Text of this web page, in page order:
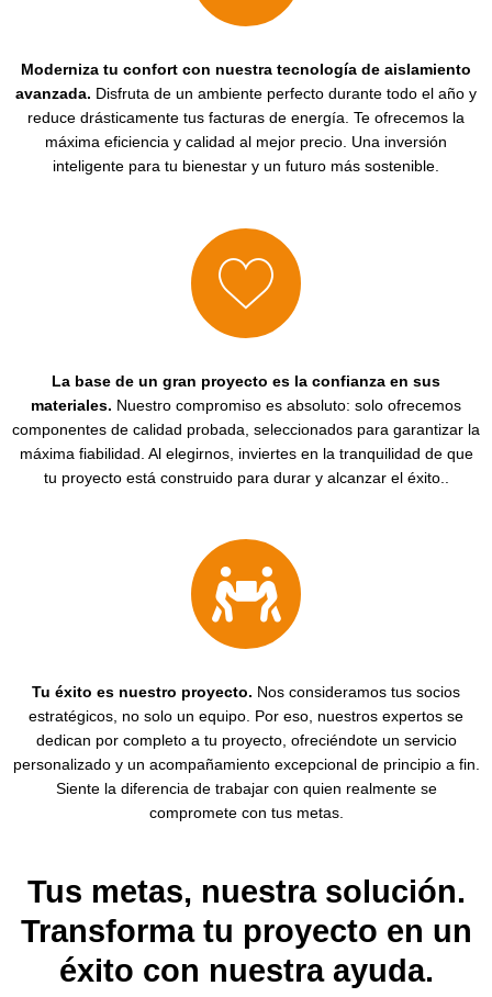
Moderniza tu confort con nuestra tecnología de aislamiento
avanzada. Disfruta de un ambiente perfecto durante todo el año y
reduce drásticamente tus facturas de energía. Te ofrecemos la
máxima eficiencia y calidad al mejor precio. Una inversión
inteligente para tu bienestar y un futuro más sostenible.
La base de un gran proyecto es la confianza en sus
materiales. Nuestro compromiso es absoluto: solo ofrecemos
componentes de calidad probada, seleccionados para garantizar la
máxima fiabilidad. Al elegirnos, inviertes en la tranquilidad de que
tu proyecto está construido para durar y alcanzar el éxito.
Tu éxito es nuestro proyecto. Nos consideramos tus socios
estratégicos, no solo un equipo. Por eso, nuestros expertos se
dedican por completo a tu proyecto, ofreciéndote un servicio
personalizado y un acompañamiento excepcional de principio a fin.
Siente la diferencia de trabajar con quien realmente se
compromete con tus metas.
Tus metas, nuestra solución.
Transforma tu proyecto en un
éxito con nuestra ayuda.